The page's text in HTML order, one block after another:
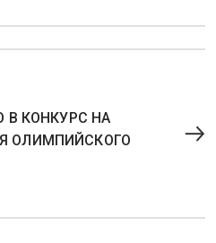
В КОНКУРС НА
ОЛИМПИЙСКОГО